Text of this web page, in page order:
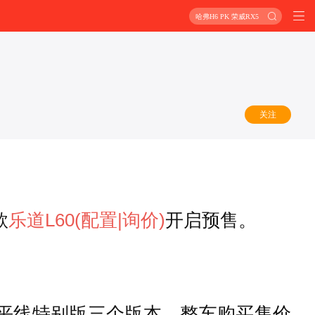
哈弗H6 PK 荣威RX5
关注
乐道L60(配置 |询价)开启预售。